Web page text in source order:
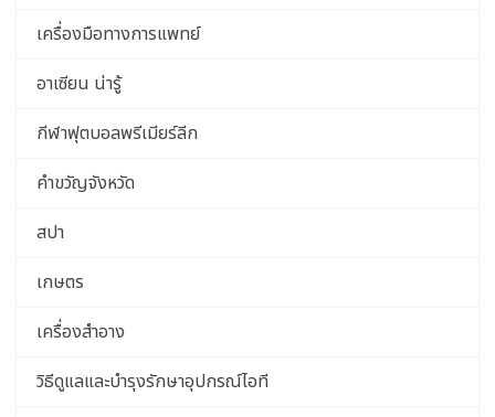
เครื่องมือทางการแพทย์
อาเซียน น่ารู้
กีฬาฟุตบอลพรีเมียร์ลีก
คำขวัญจังหวัด
สปา
เกษตร
เครื่องสำอาง
วิธีดูแลและบำรุงรักษาอุปกรณ์ไอที